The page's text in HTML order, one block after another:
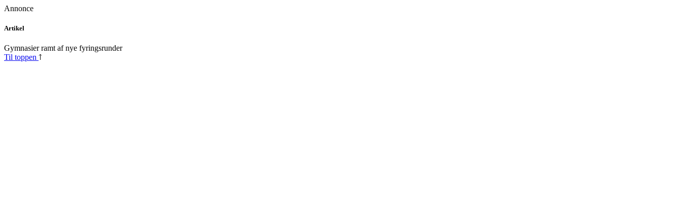
Annonce
Skip
content
Artikel
Gymnasier ramt af nye fyringsrunder
Til toppen